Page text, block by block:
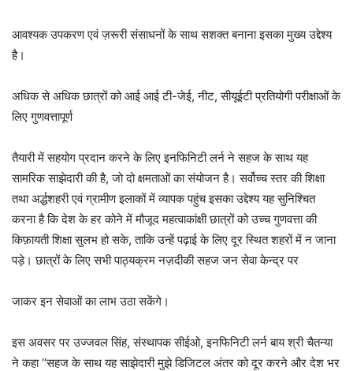
आवश्यक उपकरण एवं ज़रूरी संसाधनों के साथ सशक्त बनाना इसका मुख्य उद्देश्य
है।
अधिक से अधिक छात्रों को आई आई टी-जेई, नीट, सीयूईटी प्रतियोगी परीक्षाओं के
लिए गुणवत्तापूर्ण
तैयारी में सहयोग प्रदान करने के लिए इनफिनिटी लर्न ने सहज के साथ यह
सामरिक साझेदारी की है, जो दो क्षमताओं का संयोजन है। सर्वोच्च स्तर की शिक्षा
तथा अर्द्धशहरी एवं ग्रामीण इलाकों में व्यापक पहुंच इसका उद्देश्य यह सुनिश्चित
करना है कि देश के हर कोने में मौजूद महत्वाकांक्षी छात्रों को उच्च गुणवत्ता की
किफ़ायती शिक्षा सुलभ हो सके, ताकि उन्हें पढ़ाई के लिए दूर स्थित शहरों में न जाना
पड़े। छात्रों के लिए सभी पाठ्यक्रम नज़दीकी सहज जन सेवा केन्द्र पर
जाकर इन सेवाओं का लाभ उठा सकेंगे।
इस अवसर पर उज्जवल सिंह, संस्थापक सीईओ, इनफिनिटी लर्न बाय श्री चैतन्या
ने कहा ‘‘सहज के साथ यह साझेदारी मुझे डिजिटल अंतर को दूर करने और देश भर